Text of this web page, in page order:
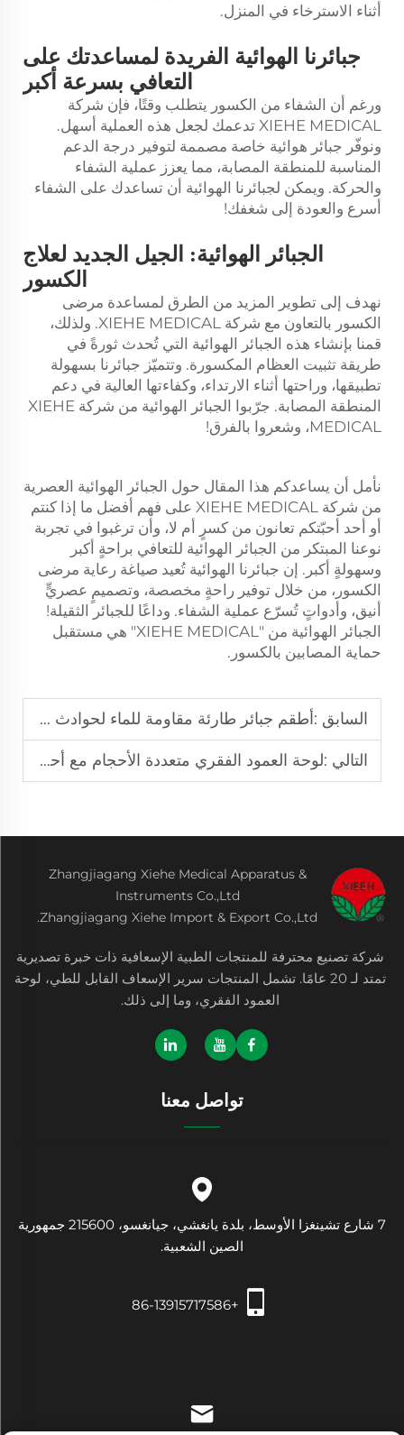
أثناء الاسترخاء في المنزل.
جبائرنا الهوائية الفريدة لمساعدتك على
التعافي بسرعة أكبر
ورغم أن الشفاء من الكسور يتطلب وقتًا، فإن شركة
XIEHE MEDICAL تدعمك لجعل هذه العملية أسهل.
ونوفّر جبائر هوائية خاصة مصممة لتوفير درجة الدعم
المناسبة للمنطقة المصابة، مما يعزز عملية الشفاء
والحركة. ويمكن لجبائرنا الهوائية أن تساعدك على الشفاء
أسرع والعودة إلى شغفك!
الجبائر الهوائية: الجيل الجديد لعلاج
الكسور
نهدف إلى تطوير المزيد من الطرق لمساعدة مرضى
الكسور بالتعاون مع شركة XIEHE MEDICAL. ولذلك،
قمنا بإنشاء هذه الجبائر الهوائية التي تُحدث ثورةً في
طريقة تثبيت العظام المكسورة. وتتميّز جبائرنا بسهولة
تطبيقها، وراحتها أثناء الارتداء، وكفاءتها العالية في دعم
المنطقة المصابة. جرّبوا الجبائر الهوائية من شركة XIEHE
MEDICAL، وشعروا بالفرق!
نأمل أن يساعدكم هذا المقال حول الجبائر الهوائية العصرية
من شركة XIEHE MEDICAL على فهم أفضل ما إذا كنتم
أو أحد أحبّتكم تعانون من كسرٍ أم لا، وأن ترغبوا في تجربة
نوعنا المبتكر من الجبائر الهوائية للتعافي براحةٍ أكبر
وسهولةٍ أكبر. إن جبائرنا الهوائية تُعيد صياغة رعاية مرضى
الكسور، من خلال توفير راحةٍ مخصصة، وتصميمٍ عصريٍّ
أنيق، وأدواتٍ تُسرّع عملية الشفاء. وداعًا للجبائر الثقيلة!
الجبائر الهوائية من "XIEHE MEDICAL" هي مستقبل
حماية المصابين بالكسور.
السابق :أطقم جبائر طارئة مقاومة للماء لحوادث المشي لمسافات طويلة
التالي :لوحة العمود الفقري متعددة الأحجام مع أحزمة إفراج سريع لإنقاذ الجبال
Zhangjiagang Xiehe Medical Apparatus &
Instruments Co.,Ltd
Zhangjiagang Xiehe Import & Export Co.,Ltd.
شركة تصنيع محترفة للمنتجات الطبية الإسعافية ذات خبرة تصديرية
تمتد لـ 20 عامًا. تشمل المنتجات سرير الإسعاف القابل للطي، لوحة
العمود الفقري، وما إلى ذلك.
تواصل معنا
7 شارع تشينغزا الأوسط، بلدة يانغشي، جيانغسو، 215600 جمهورية
الصين الشعبية.
+86-13915717586